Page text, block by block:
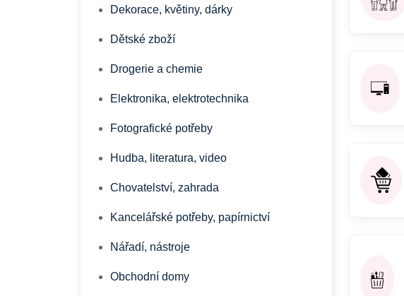
Dekorace, květiny, dárky
Dětské zboží
Drogerie a chemie
Elektronika, elektrotechnika
Fotografické potřeby
Hudba, literatura, video
Chovatelství, zahrada
Kancelářské potřeby, papírnictví
Nářadí, nástroje
Obchodní domy